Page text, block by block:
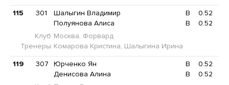
115 301 Шалыгин Владимир B
0.52
Полуянова Алиса
B
0.52
Клуб Москва, Форвард
Тренеры Комарова Кристина, Шалыгина Ирина
119 307 Юрченко Ян B
0.52
Денисова Алина
B
0.52